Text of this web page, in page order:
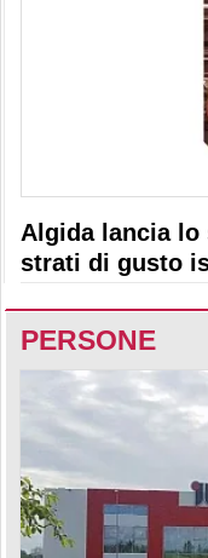
Algida lancia lo
strati di gusto
PERSONE